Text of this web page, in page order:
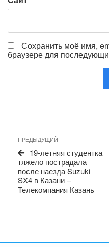
Сохранить моё имя,
браузере для
по
записям
Предыдущая
запись
ПРЕДЫДУЩИЙ
19-летняя студентка
тяжело пострадала
после наезда Suzuki
SX4 в Казани –
Телекомпания Казань